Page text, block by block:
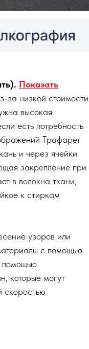
Показать
за низкой стоимости
высокая
есть потребность
Трафарет
и через ячейки
закрепление при
в волокна ткани,
к стиркам
узоров или
с помощью
помощью
которые могут
скоростью